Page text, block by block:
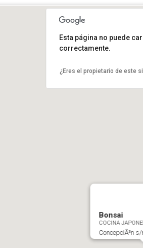
Bonsai
COCINA
ConcepciÃ³n
Esta página no puede
correctamente.
¿Eres el propietario de este